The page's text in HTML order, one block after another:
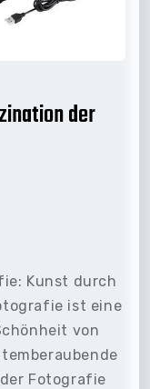
der
Kunst durch
ist eine
von
Fotografie